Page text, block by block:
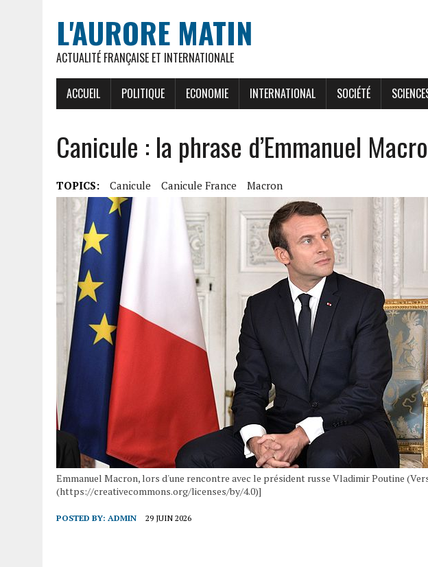
L'AURORE MATIN
ACTUALITÉ FRANÇAISE ET INTERNATIONALE
ACCUEIL POLITIQUE ECONOMIE INTERNATIONAL SOCIÉTÉ
Canicule : la phrase d’Emmanuel
TOPICS: Canicule Canicule France Macron
Emmanuel Macron, lors d'une rencontre avec le président russe Vladimir Poutine
(https://creativecommons.org/licenses/by/4.0)]
POSTED BY: ADMIN 29 JUIN 2026